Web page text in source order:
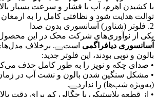
با کشیدن اهرم، آب با فشار و سرعت بسیار
توالت هدایت شود و نظافتی کامل را به ارمغان
2. فلوتر (شناور) آسانسوری بدون صدا
یکی از نوآوری‌های شرکت محک در این محصول،
آسانسوری دیافراگمی است
. برخلاف
بالون و توپی بودند، این فلوتر جدید:
• صدای چکه و نویز را به طور کامل حذف
• مشکل سنگین شدن بالون و نشت آب در
(به‌ویژه شب‌ها) را ندارد
.
• از قطعه پلاستیکی با چگالی کم برای دقت